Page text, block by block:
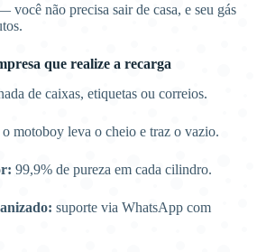
você não precisa sair de casa, e seu gás
que realize a recarga
de caixas, etiquetas ou correios.
o motoboy leva o cheio e traz o vazio.
99,9% de pureza em cada cilindro.
suporte via WhatsApp com